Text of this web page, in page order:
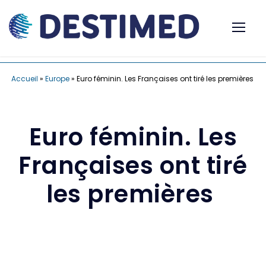
Accueil » Europe» Euro féminin. Les Françaises ont tiré les premières
Euro féminin. Les
Françaises ont tiré
les premières